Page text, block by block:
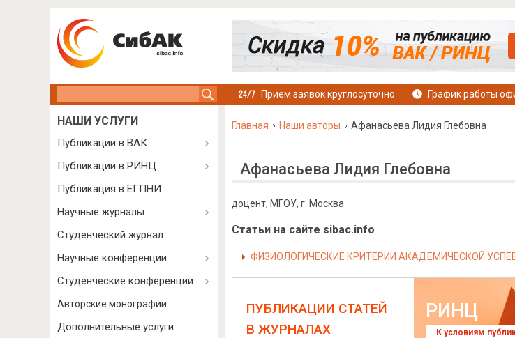
Прием заявок круглосуточно График работы
Главная Наши авторы Афанасьева Лидия Глебовна
Афанасьева Лидия Глебовна
доцент, МГОУ, г. Москва
Статьи на сайте sibac.info
ФИЗИОЛОГИЧЕСКИЕ КРИТЕРИИ АКАДЕМИЧЕСКОЙ
ПУБЛИКАЦИИ СТАТЕЙ
В ЖУРНАЛАХ
РИНЦ
К условиям
НАШИ УСЛУГИ
Публикации в ВАК
Публикации в РИНЦ
Публикация в ЕГПНИ
Научные журналы
Студенческий журнал
Научные конференции
Студенческие конференции
Авторские монографии
Дополнительные услуги